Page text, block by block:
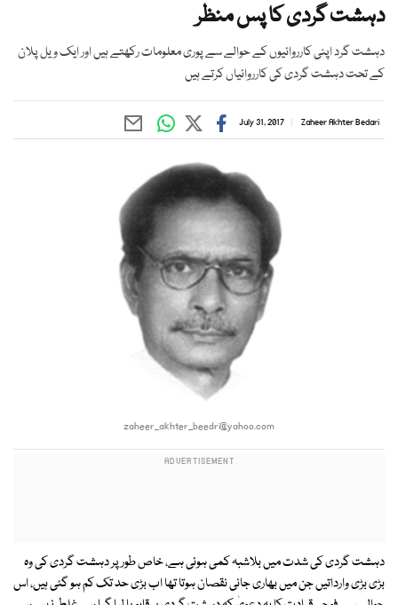
دہشت گردی کا پس منظر
دہشت گرد اپنی کارروائیوں کے حوالے سے پوری معلومات رکھتے ہیں اور ایک ویل پلان
کے تحت دہشت گردی کی کارروائیاں کرتے ہیں
Zaheer Akhter Bedari
July 31, 2017
zaheer_akhter_beedri@yahoo.com
دہشت گردی کی شدت میں بلاشبہ کمی ہوئی ہے، خاص طور پر دہشت گردی کی وہ
بڑی بڑی وارداتیں جن میں بھاری جانی نقصان ہوتا تھا اب بڑی حد تک کم ہو گئی ہیں، اس